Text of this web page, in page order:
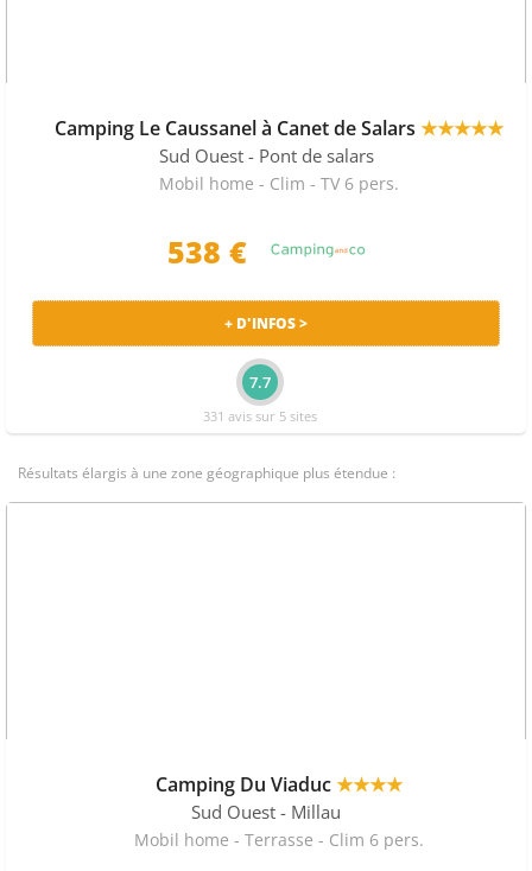
Camping Le Caussanel à Canet de Salars ★★★★★
Sud Ouest - Pont de salars
Mobil home - Clim - TV 6 pers.
538 €
+ D'INFOS >
7.7
331 avis sur 5 sites
Résultats élargis à une zone géographique plus étendue :
Camping Du Viaduc★★★★
Sud Ouest - Millau
Mobil home - Terrasse - Clim 6 pers.